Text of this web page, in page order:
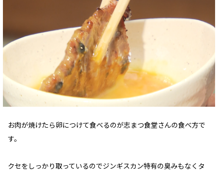
お肉が焼けたら卵につけて食べるのが志まつ食堂さんの食べ方で
す。
クセをしっかり取っているのでジンギスカン特有の臭みもなくタ